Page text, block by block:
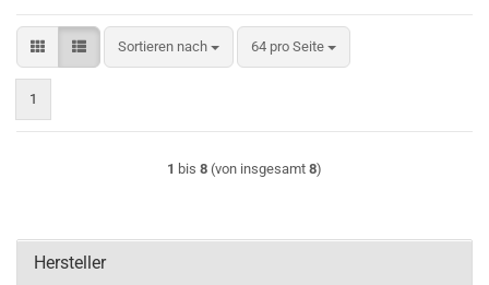
Sortieren nach
Sortieren nach 64 pro Seite
pro Seite
1
1 bis 8 (von insgesamt 8)
Hersteller